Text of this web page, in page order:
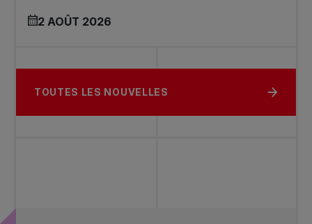
2 AOÛT 2026
TOUTES LES NOUVELLES